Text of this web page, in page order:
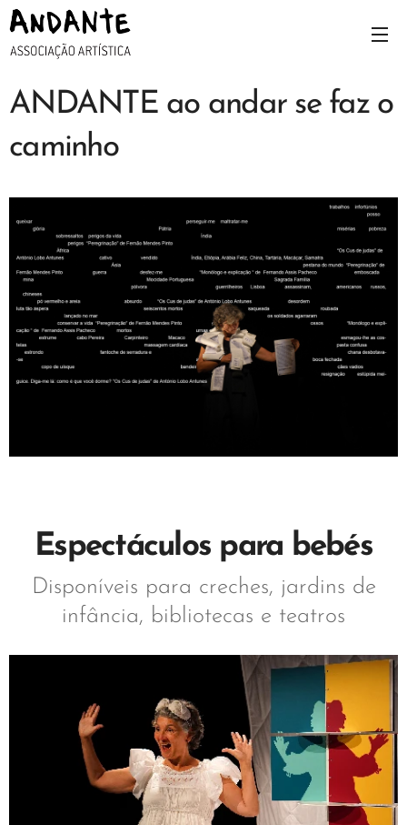
ANDANTE ao andar se faz o
caminho
Espectáculos para bebés
Disponíveis para creches, jardins de
infância, bibliotecas e teatros